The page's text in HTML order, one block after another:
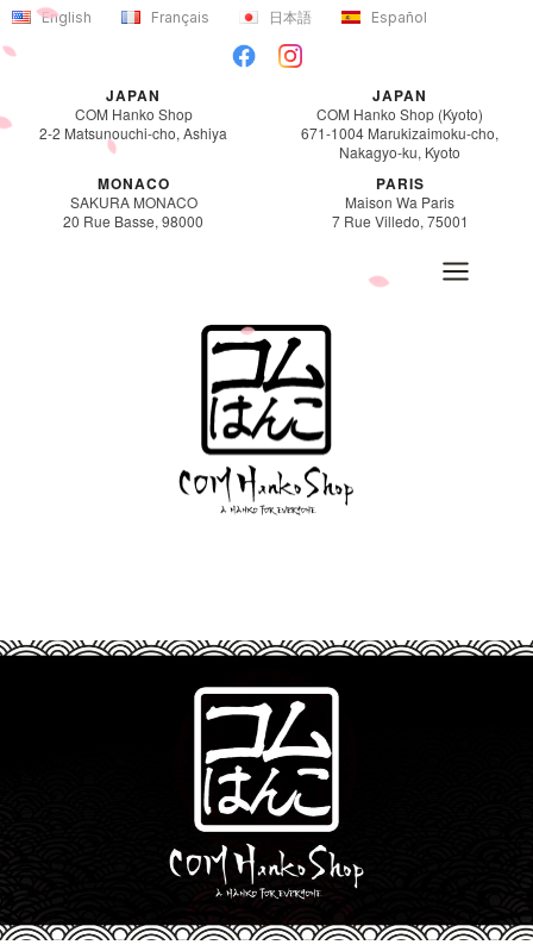
内
容
ス
English Français 日本語 Español
JAPAN
COM Hanko Shop
2-2 Matsunouchi-cho, Ashiya
JAPAN
COM Hanko Shop (Kyoto)
671-1004 Marukizaimoku-cho,
Nakagyo-ku, Kyoto
MONACO
SAKURA MONACO
20 Rue Basse, 98000
PARIS
Maison Wa Paris
7 Rue Villedo, 75001